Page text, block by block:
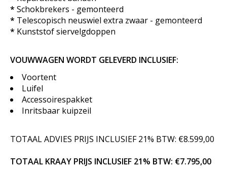
* Schokbrekers - gemonteerd
* Telescopisch neuswiel extra zwaar - gemonteerd
* Kunststof siervelgdoppen
VOUWWAGEN WORDT GELEVERD INCLUSIEF:
Voortent
Luifel
Accessoirespakket
Inritsbaar kuipzeil
TOTAAL ADVIES PRIJS INCLUSIEF 21% BTW: €8.599,00
TOTAAL KRAAY PRIJS INCLUSIEF 21% BTW: €7.795,00